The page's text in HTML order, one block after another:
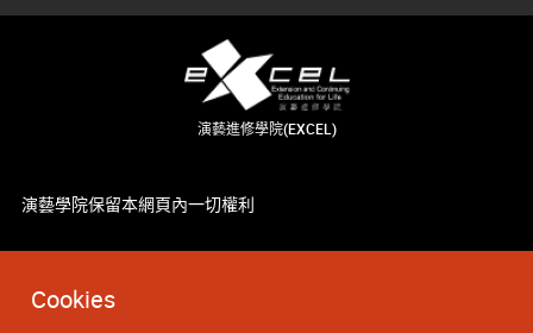
Cookies
演藝進修學院(EXCEL)
演藝學院保留本網頁內一切權利